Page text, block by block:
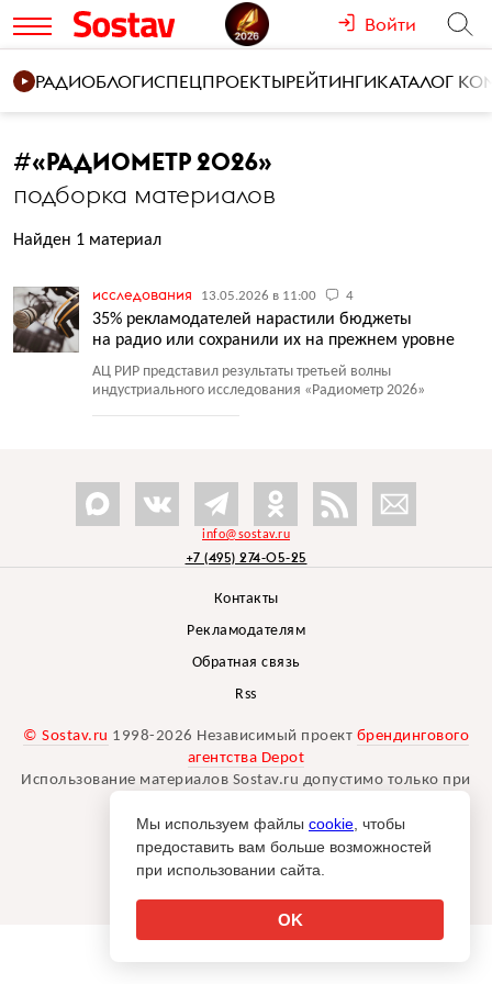
Войти
РАДИОБЛОГИСПЕЦПРОЕКТЫРЕЙТИНГИКАТАЛОГ
#«РАДИОМЕТР 2026»
подборка материалов
Найден 1 материал
исследования 13.05.2026 в 11:00 4
35% рекламодателей нарастили бюджеты
на радио или сохранили их на прежнем уровне
АЦ РИР представил результаты третьей волны
индустриального исследования «Радиометр 2026»
info@sostav.ru
+7 (495) 274-05-25
Контакты
Рекламодателям
Обратная связь
Rss
© Sostav.ru 1998-2026 Независимый проект брендингового
агентства Depot
Использование материалов Sostav.ru допустимо только при
Дизайн сайта -Liqium.
18+
Мы используем файлы cookie , чтобы
предоставить вам больше возможностей
при использовании сайта.
OK